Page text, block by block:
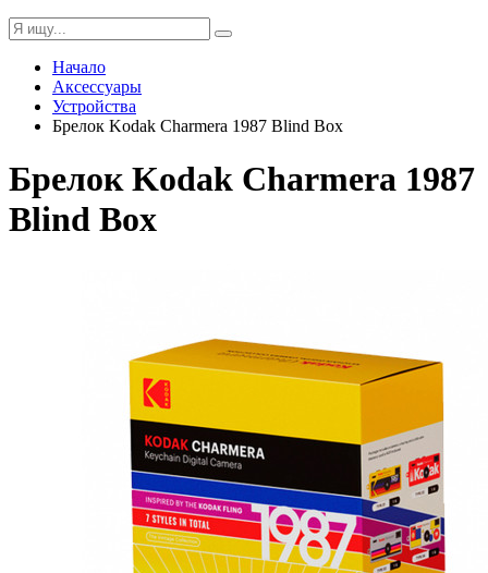
Начало
Аксессуары
Устройства
Брелок Kodak Charmera 1987 Blind Box
Брелок Kodak Charmera 1987
Blind Box